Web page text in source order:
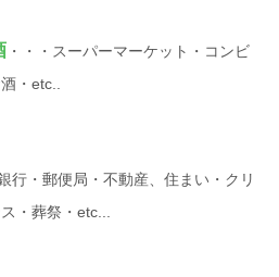
・・・スーパーマーケット・コンビ
・etc..
行・郵便局・不動産、住まい・クリ
・葬祭・etc...